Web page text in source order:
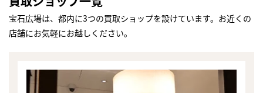
宝石広場は、都内に3つの買取ショップを設けています。お近くの
店舗にお気軽にお越しください。